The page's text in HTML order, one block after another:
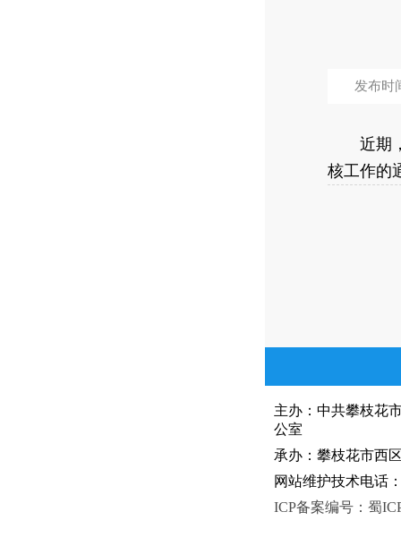
发布时
近期，
核工作的
主办：中共攀枝
公室
承办：攀枝花市西
网站维护技术电话
ICP备案编号：蜀